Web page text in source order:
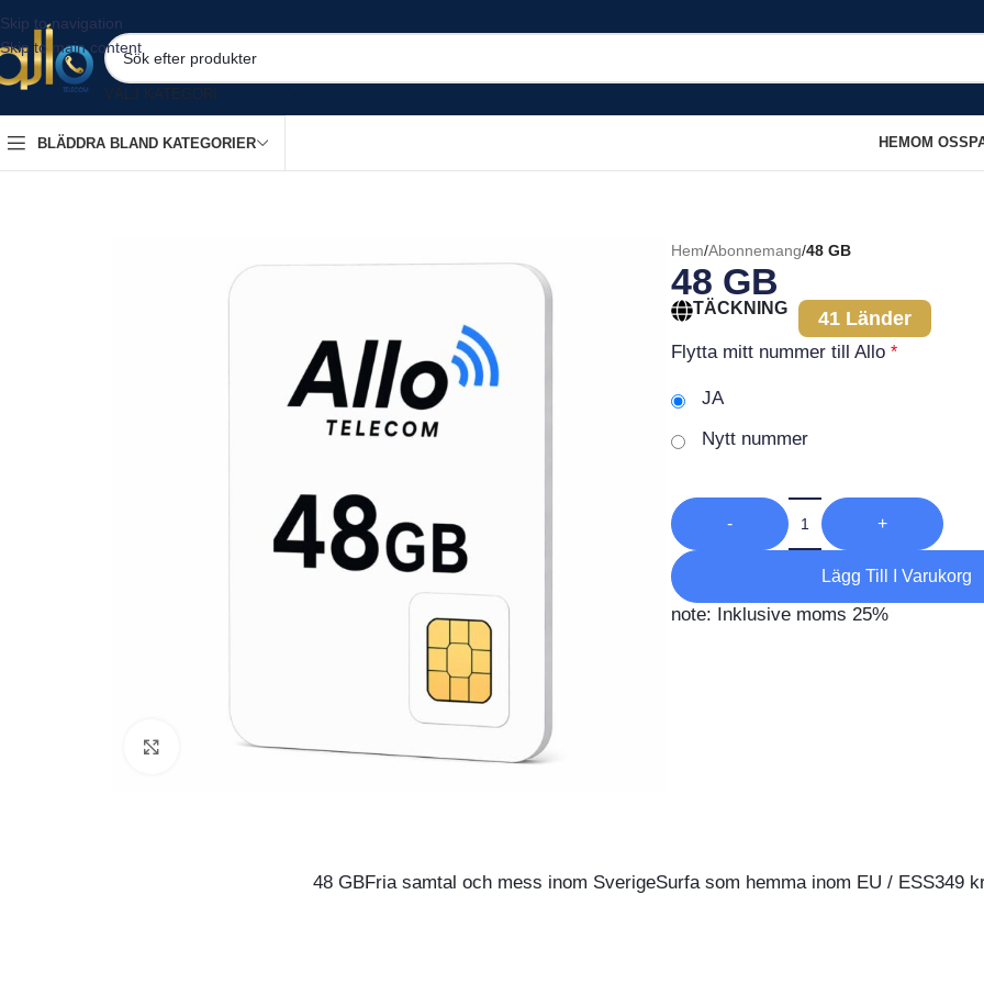
Skip to navigation
Skip to main content
VÄLJ KATEGORI
BLÄDDRA BLAND KATEGORIER HEMOM OSS
Hem/Abonnemang/48 GB
48 GB
TÄCKNING 41 Länder
Flytta mitt nummer till Allo *
JA
Nytt nummer
- +
Lägg Till I Varukorg
note: Inklusive moms 25%
Click to enlarge
48 GBFria samtal och mess inom SverigeSurfa som hemma inom EU /